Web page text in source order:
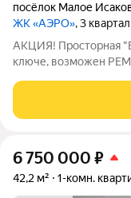
посёлок Малое
ЖК «АЭРО», 3
АКЦИЯ! Просторная
ключе, возможен
воздушного
основу концепции
6 750 000 ₽
42,2 м² 1-комн.